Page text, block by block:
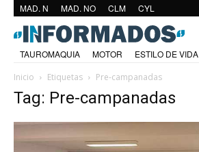
MAD. N MAD. NO CLM CYL
TAUROMAQUIA MOTOR
ESTILO DE VIDA
Inicio
Etiquetas Pre-campanadas
Tag: Pre-campanadas